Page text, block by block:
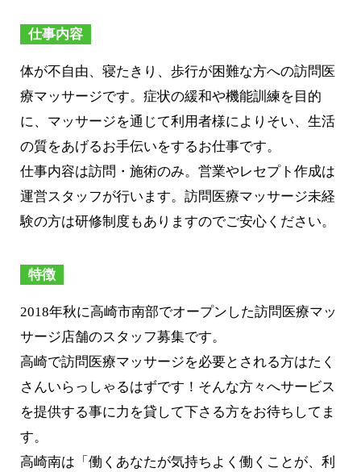
仕事内容
体が不自由、寝たきり、歩行が困難な方への訪問医
療マッサージです。症状の緩和や機能訓練を目的
に、マッサージを通じて利用者様によりそい、生活
の質をあげるお手伝いをするお仕事です。
仕事内容は訪問・施術のみ。営業やレセプト作成は
運営スタッフが行います。訪問医療マッサージ未経
験の方は研修制度もありますのでご安心ください。
特徴
2018年秋に高崎市南部でオープンした訪問医療マッ
サージ店舗のスタッフ募集です。
高崎で訪問医療マッサージを必要とされる方はたく
さんいらっしゃるはずです！そんな方々へサービス
を提供する事に力を貸して下さる方をお待ちしてま
す。
高崎南は「働くあなたが気持ちよく働くことが、利